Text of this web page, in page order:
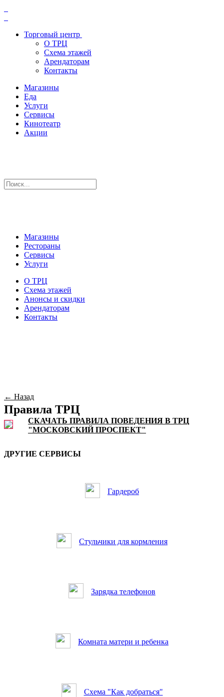
Торговый центр
О ТРЦ
Схема этажей
Арендаторам
Контакты
Магазины
Еда
Услуги
Сервисы
Кинотеатр
Акции
Магазины
Рестораны
Сервисы
Услуги
О ТРЦ
Схема этажей
Анонсы и скидки
Арендаторам
Контакты
← Назад
Правила ТРЦ
СКАЧАТЬ ПРАВИЛА ПОВЕДЕНИЯ В ТРЦ
"МОСКОВСКИЙ ПРОСПЕКТ"
ДРУГИЕ СЕРВИСЫ
Гардероб
Стульчики для кормления
Зарядка телефонов
Комната матери и ребенка
Схема "Как добраться"